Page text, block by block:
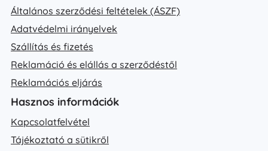
Általános szerződési feltételek (ÁSZF)
Adatvédelmi irányelvek
Szállítás és fizetés
Reklamáció és elállás a szerződéstől
Reklamációs eljárás
Hasznos információk
Kapcsolatfelvétel
Tájékoztató a sütikről